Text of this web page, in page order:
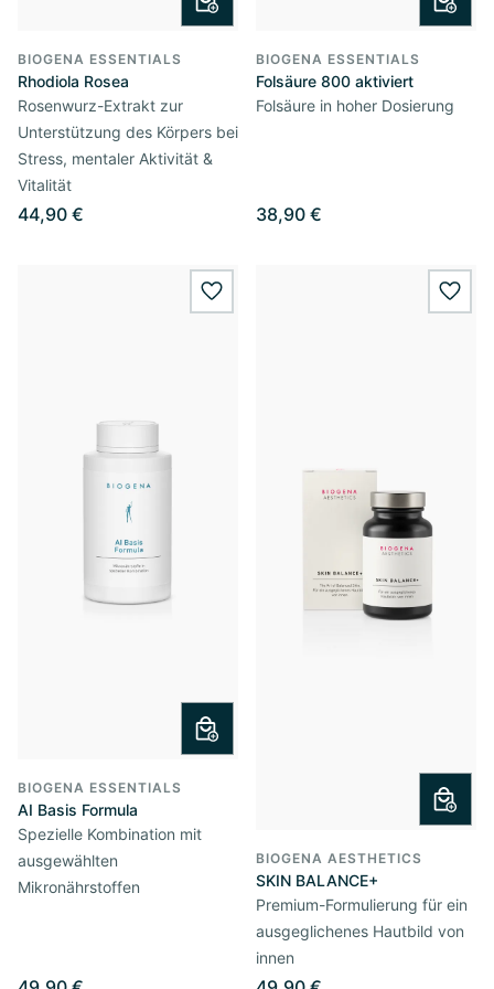
BIOGENA ESSENTIALS
Rhodiola Rosea
Rosenwurz-Extrakt zur
Unterstützung des Körpers bei
Stress, mentaler Aktivität &
Vitalität
44,90 €
BIOGENA ESSENTIALS
Folsäure 800 aktiviert
Folsäure in hoher Dosierung
38,90 €
wishlist.add
BIOGENA ESSENTIALS
AI Basis Formula
Spezielle Kombination mit
ausgewählten
Mikronährstoffen
BIOGENA AESTHETICS
SKIN BALANCE+
Premium-Formulierung für ein
ausgeglichenes Hautbild von
innen